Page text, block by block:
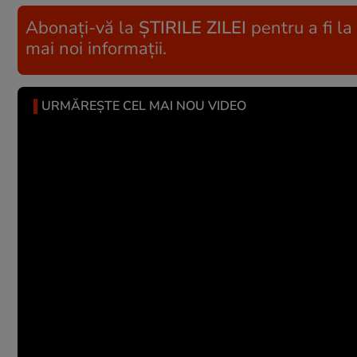
Abonați-vă la ȘTIRILE ZILEI pentru a fi la
mai noi informații.
URMĂREȘTE CEL MAI NOU VIDEO